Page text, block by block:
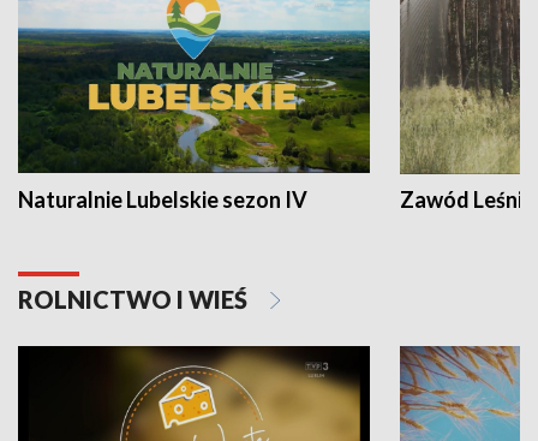
Naturalnie Lubelskie sezon IV Zawód Leśnik
ROLNICTWO I WIEŚ